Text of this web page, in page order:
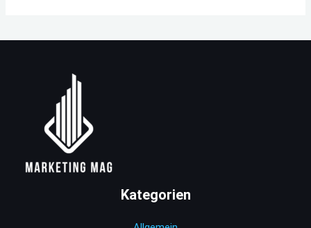
Kategorien